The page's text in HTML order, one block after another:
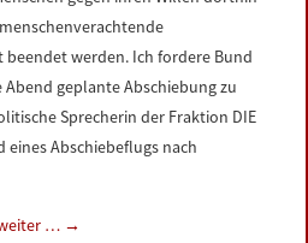
werden. Ich fordere Bund
geplante Abschiebung zu
Sprecherin der Fraktion DIE
eines Abschiebeflugs nach
… →